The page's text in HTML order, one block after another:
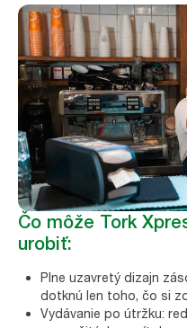
Čo môže Tork
urobiť:
Plne uzavretý dizajn
dotknú len toho, čo si
Vydávanie po útržku: